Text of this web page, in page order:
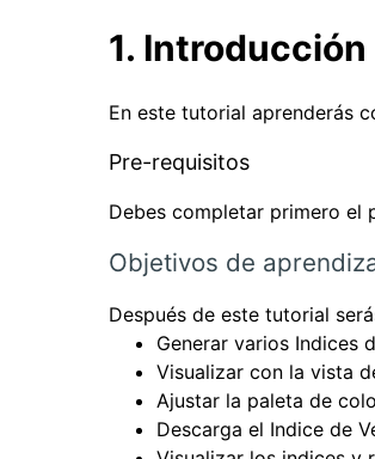
1. Introducción
En este tutorial aprenderás
Pre-requisitos
Debes completar primero el
Objetivos de
Después de este tutorial
Generar varios Indices
Visualizar con la vista
Ajustar la paleta de
Descarga el Indice de